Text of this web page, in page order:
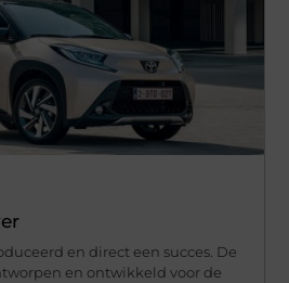
en direct een succes. De
en ontwikkeld voor de